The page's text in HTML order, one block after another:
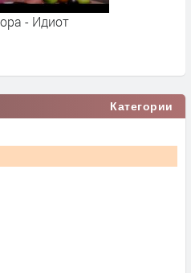
- Идиот
Категории